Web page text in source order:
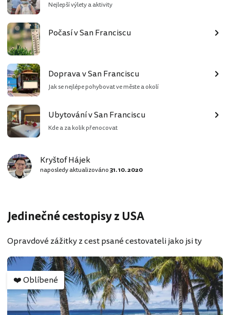
Nejlepší výlety a aktivity
Počasí v San Franciscu
Doprava v San Franciscu
Jak se nejlépe pohybovat ve měste a okolí
Ubytování v San Franciscu
Kde a za kolik přenocovat
Kryštof Hájek
naposledy aktualizováno31. 10. 2020
Jedinečné cestopisy z USA
Opravdové zážitky z cest psané cestovateli jako jsi ty
❤️Oblíbené